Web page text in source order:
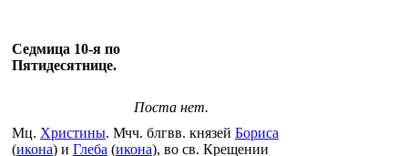
Седмица 10-я по
Пятидесятнице.
Поста нет.
Мц. Христины. Мчч. блгвв. князей Бориса
(икона) и Глеба (икона), во св. Крещении